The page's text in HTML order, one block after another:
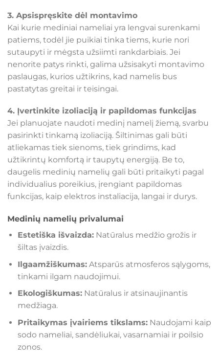
3. Apsispręskite dėl montavimo
Kai kurie mediniai nameliai yra lengvai surenkami
patiems, todėl jie puikiai tinka tiems, kurie nori
sutaupyti ir mėgsta užsiimti rankdarbiais. Jei
nenorite patys rinkti, galima užsisakyti montavimo
paslaugas, kurios užtikrins, kad namelis bus
pastatytas greitai ir teisingai.
4. Įvertinkite izoliaciją ir papildomas funkcijas
Jei planuojate naudoti medinį namelį žiemą, svarbu
pasirinkti tinkamą izoliaciją. Šiltinimas gali būti
atliekamas tiek sienoms, tiek grindims, kad
užtikrintų komfortą ir taupytų energiją. Be to,
daugelis medinių namelių gali būti pritaikyti pagal
individualius poreikius, įrengiant papildomas
funkcijas, kaip elektros instaliacija, langai ir durys.
Medinių namelių privalumai
Estetiška išvaizda:Natūralus medžio grožis ir
šiltas įvaizdis.
Ilgaamžiškumas:Atsparūs atmosferos sąlygoms,
tinkami ilgam naudojimui.
Ekologiškumas:Natūralus ir atsinaujinantis
medžiaga.
Pritaikymas įvairiems tikslams:Naudojami kaip
sodo nameliai, sandėliukai, vasarnamiai ir poilsio
zonos.